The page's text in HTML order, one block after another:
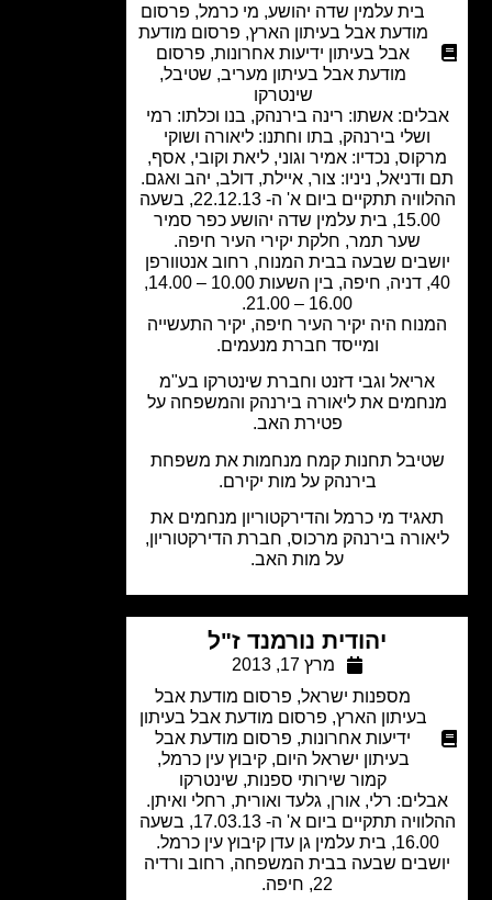
בית עלמין שדה יהושע,מי כרמל,פרסום
מודעת אבל בעיתון הארץ,פרסום מודעת
אבל בעיתון ידיעות אחרונות,פרסום
מודעת אבל בעיתון מעריב, שטיבל,
שינטרקו
אשתו: רינה בירנהק, בנו וכלתו: רמי
ושלי בירנהק, בתו וחתנו: ליאורה ושוקי
נכדיו: אמיר וגוני, ליאת וקובי, אסף,
ניניו: צור, איילת, דולב, יהב ואגם.
ההלוויה תתקיים ביום א' ה- 22.12.13, בשעה
15.00, בית עלמין שדה יהושע כפר סמיר
שער תמר, חלקת יקירי העיר חיפה.
שבעה בבית המנוח, רחוב אנטוורפן
40, דניה, חיפה, בין השעות 10.00 – 14.00,
היה יקיר העיר חיפה, יקיר התעשייה
ומייסד חברת מנעמים.
אריאל וגבי דזנט וחברת שינטרקו בע"מ
את ליאורה בירנהק והמשפחה על
פטירת האב.
תחנות קמח מנחמות את משפחת
בירנהק על מות יקירם.
מי כרמל והדירקטוריון מנחמים את
בירנהק מרכוס, חברת הדירקטוריון,
על מות האב.
יהודית נורמנד ז"ל
מרץ 17, 2013
מספנות ישראל, פרסום מודעת אבל
בעיתון הארץ,פרסום מודעת אבל בעיתון
ידיעות אחרונות,פרסום מודעת אבל
בעיתון ישראל היום,קיבוץ עין כרמל,
קמור שירותי ספנות, שינטרקו
רלי, אורן, גלעד ואורית, רחלי ואיתן.
ההלוויה תתקיים ביום א' ה- 17.03.13, בשעה
שבעה בבית המשפחה, רחוב ורדיה